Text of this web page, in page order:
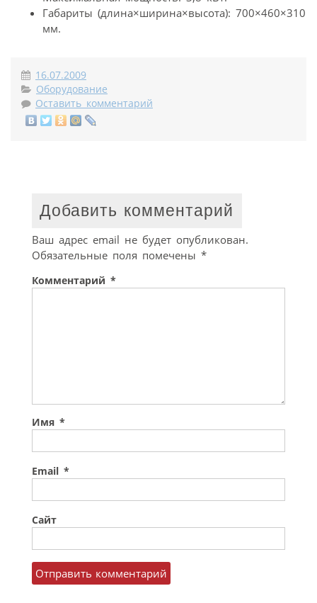
Габариты (длина×ширина×высота): 700×460×310
мм.
16.07.2009
Оборудование
Оставить комментарий
Добавить комментарий
Ваш адрес email не будет опубликован.
Обязательные поля помечены *
Комментарий *
Имя *
Email *
Сайт